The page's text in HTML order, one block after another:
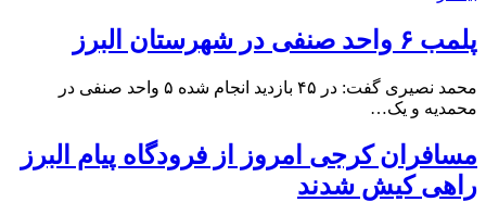
پلمب ۶ واحد صنفی در شهرستان البرز
محمد نصیری گفت: در ۴۵ بازدید انجام شده ۵ واحد صنفی در
محمدیه و یک…
مسافران کرجی امروز از فرودگاه پیام البرز
راهی کیش شدند